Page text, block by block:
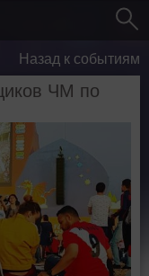
Назад к событиям
ЧМ по